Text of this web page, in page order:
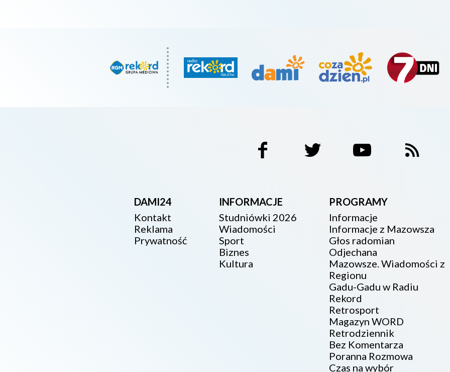
DAMI24
Kontakt
Reklama
Prywatność
INFORMACJE
Studniówki 2026
Wiadomości
Sport
Biznes
Kultura
PROGRAMY
Informacje
Informacje z Mazowsza
Głos radomian
Odjechana
Mazowsze. Wiadomości z
Regionu
Gadu-Gadu w Radiu
Rekord
Retrosport
Magazyn WORD
Retrodziennik
Bez Komentarza
Poranna Rozmowa
Czas na wybór